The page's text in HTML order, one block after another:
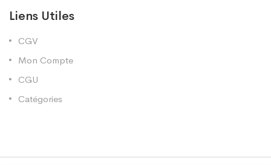
Liens Utiles
CGV
Mon Compte
CGU
Catégories